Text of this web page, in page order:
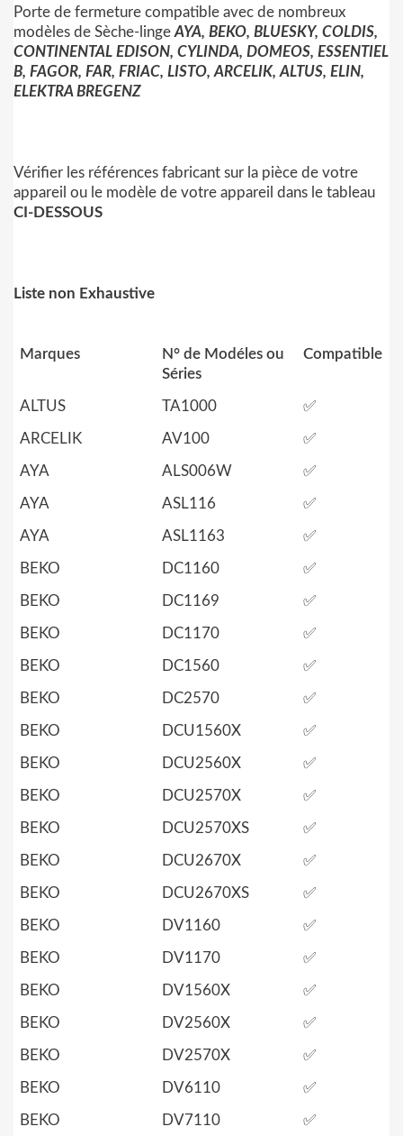
Porte de fermeture compatible avec de nombreux
modèles de Sèche-linge AYA, BEKO, BLUESKY, COLDIS,
CONTINENTAL EDISON, CYLINDA, DOMEOS, ESSENTIEL
B, FAGOR, FAR, FRIAC, LISTO, ARCELIK, ALTUS, ELIN,
ELEKTRA BREGENZ
Vérifier les références fabricant sur la pièce de votre
appareil ou le modèle de votre appareil dans le tableau
CI-DESSOUS
Liste non Exhaustive
Marques
N° de Modéles ou
Séries
Compatible
ALTUS TA1000 ✅
ARCELIK AV100 ✅
AYA ALS006W ✅
AYA ASL116 ✅
AYA ASL1163 ✅
BEKO DC1160 ✅
BEKO DC1169 ✅
BEKO DC1170 ✅
BEKO DC1560 ✅
BEKO DC2570 ✅
BEKO DCU1560X ✅
BEKO DCU2560X ✅
BEKO DCU2570X ✅
BEKO DCU2570XS ✅
BEKO DCU2670X ✅
BEKO DCU2670XS ✅
BEKO DV1160 ✅
BEKO DV1170 ✅
BEKO DV1560X ✅
BEKO DV2560X ✅
BEKO DV2570X ✅
BEKO DV6110 ✅
BEKO DV7110 ✅